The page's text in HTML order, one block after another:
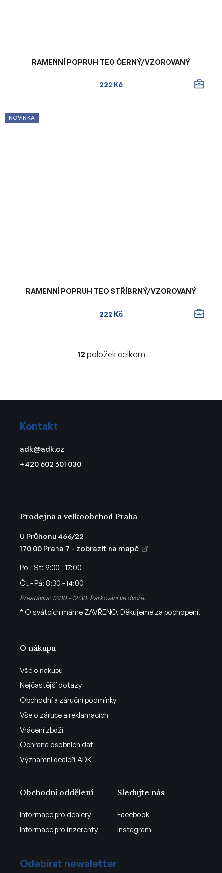
RAMENNÍ POPRUH TEO ČERNÝ/VZOROVANÝ
222 Kč
NOVINKA
RAMENNÍ POPRUH TEO STŘÍBRNÝ/VZOROVANÝ
222 Kč
O
d
ý
p
s
u
12 položek celkem
Kontakt
adk@adk.cz
+420 602 601 030
O nákupu
Vše o nákupu
Nejčastější dotazy
Obchodní a záruční podmínky
Vše o záruce a reklamacích
Vrácení zboží
Ochrana osobních dat
Významní dealeři ADK
Prodejna a velkoobchod Praha
U Průhonu 466/22
170 00 Praha 7 - zobrazit na mapě
Po - St: 9:00 - 17:00
Čt - Pá: 8:30 - 14:00
Přestávka: 12:00 - 12:30. Parkování ve dvoře.
* O svátcích máme ZAVŘENO. Děkujeme za pochopení.
Obchodní oddělení
Informace pro dealery
Informace pro inzerenty
Sledujte nás
Facebook
Instagram
Odebírat newsletter